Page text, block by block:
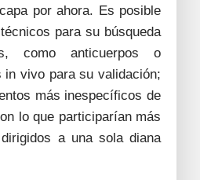
por ahora. Es posible
para su búsqueda
como anticuerpos o
in vivo para su validación;
más inespecíficos de
lo que participarían más
a una sola diana